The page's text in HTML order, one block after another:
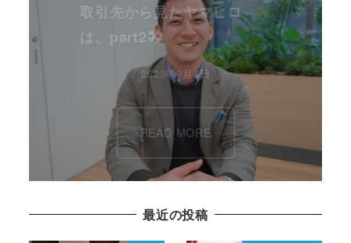
取引先から見たヤマヒロ
は、part2
2023年9月4日
READ MORE
最近の投稿